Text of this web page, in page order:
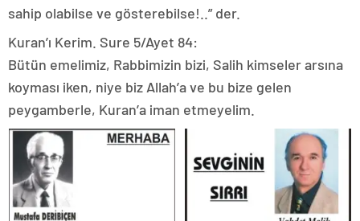
sahip olabilse ve gösterebilse!..” der.
Kuran’ı Kerim. Sure 5/Ayet 84:
Bütün emelimiz, Rabbimizin bizi, Salih kimseler arsına
koyması iken, niye biz Allah’a ve bu bize gelen
peygamberle, Kuran’a iman etmeyelim.